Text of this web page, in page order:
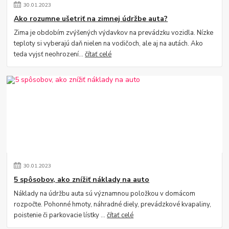
30.01.2023
Ako rozumne ušetriť na zimnej údržbe auta?
Zima je obdobím zvýšených výdavkov na prevádzku vozidla. Nízke
teploty si vyberajú daň nielen na vodičoch, ale aj na autách. Ako
teda vyjsť neohrození...čítať celé
30.01.2023
5 spôsobov, ako znížiť náklady na auto
Náklady na údržbu auta sú významnou položkou v domácom
rozpočte. Pohonné hmoty, náhradné diely, prevádzkové kvapaliny,
poistenie či parkovacie lístky ...čítať celé